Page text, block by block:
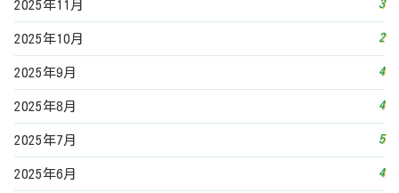
2025年11月 3
2025年10月 2
2025年9月 4
2025年8月 4
2025年7月 5
2025年6月 4